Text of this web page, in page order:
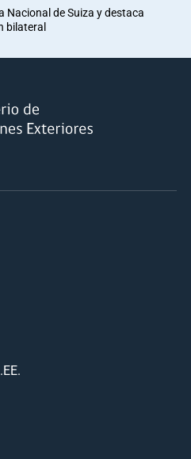
Nacional de Suiza y destaca
bilateral